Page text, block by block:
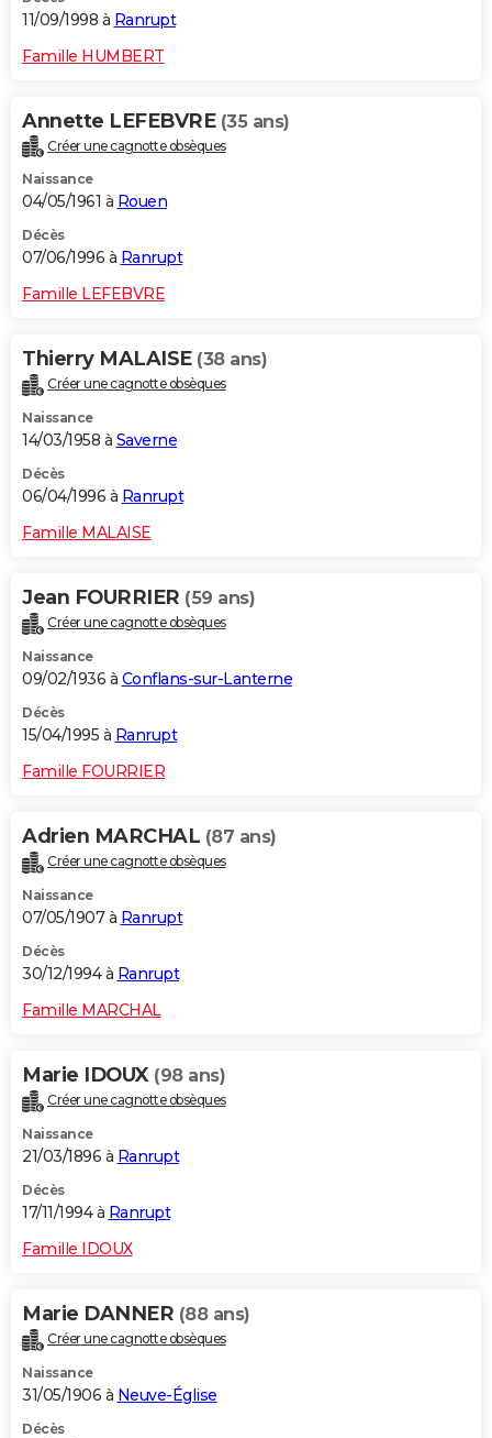
11/09/1998 à Ranrupt
Famille HUMBERT
Annette LEFEBVRE (35 ans)
Créer une cagnotte obsèques
Naissance
04/05/1961 à Rouen
Décès
07/06/1996 à Ranrupt
Famille LEFEBVRE
Thierry MALAISE (38 ans)
Créer une cagnotte obsèques
Naissance
14/03/1958 à Saverne
Décès
06/04/1996 à Ranrupt
Famille MALAISE
Jean FOURRIER (59 ans)
Créer une cagnotte obsèques
Naissance
09/02/1936 à Conflans-sur-Lanterne
Décès
15/04/1995 à Ranrupt
Famille FOURRIER
Adrien MARCHAL (87 ans)
Créer une cagnotte obsèques
Naissance
07/05/1907 à Ranrupt
Décès
30/12/1994 à Ranrupt
Famille MARCHAL
Marie IDOUX (98 ans)
Créer une cagnotte obsèques
Naissance
21/03/1896 à Ranrupt
Décès
17/11/1994 à Ranrupt
Famille IDOUX
Marie DANNER (88 ans)
Créer une cagnotte obsèques
Naissance
31/05/1906 à Neuve-Église
Décès